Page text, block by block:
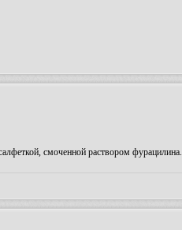
смоченной раствором фурацилина.